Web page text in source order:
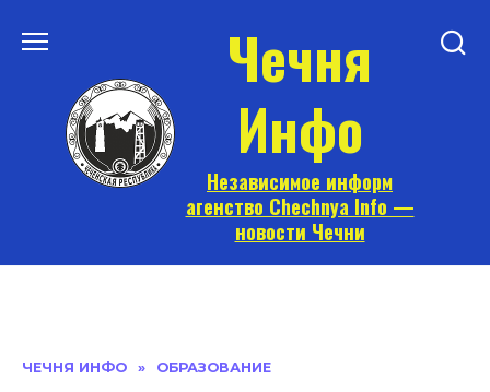
Чечня
Инфо
Независимое информ
агенство Chechnya Info —
новости Чечни
ЧЕЧНЯ ИНФО » ОБРАЗОВАНИЕ